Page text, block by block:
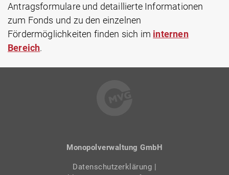
Antragsformulare und detaillierte Informationen
zum Fonds und zu den einzelnen
Fördermöglichkeiten finden sich im internen
Bereich.
Monopolverwaltung GmbH
Datenschutzerklärung